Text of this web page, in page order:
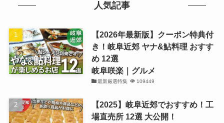
人気記事
【2026年最新版】クーポン特典付
き！岐阜近郊 ヤナ&鮎料理 おすす
め 12選
岐阜咲楽｜グルメ
最新厳選特集 109449
【2025】岐阜近郊でおすすめ！工
場直売所 12選 大公開！